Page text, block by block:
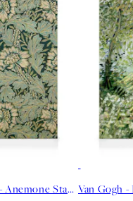
William Morris - Anemone Stampa su Tela